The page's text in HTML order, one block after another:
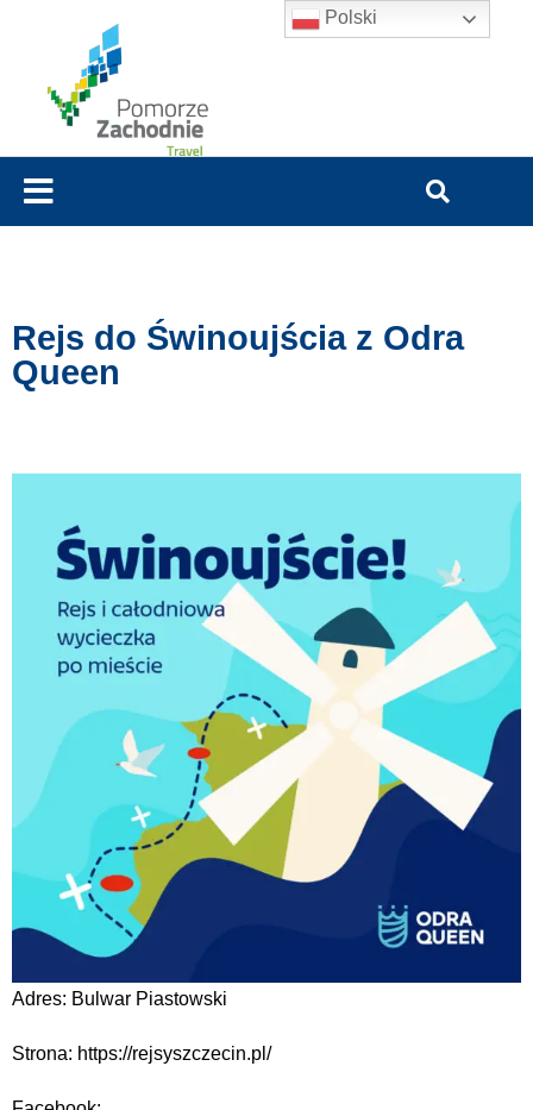
Rejs do Świnoujścia z Odra
Queen
Adres: Bulwar Piastowski
Strona: https://rejsyszczecin.pl/
Polski